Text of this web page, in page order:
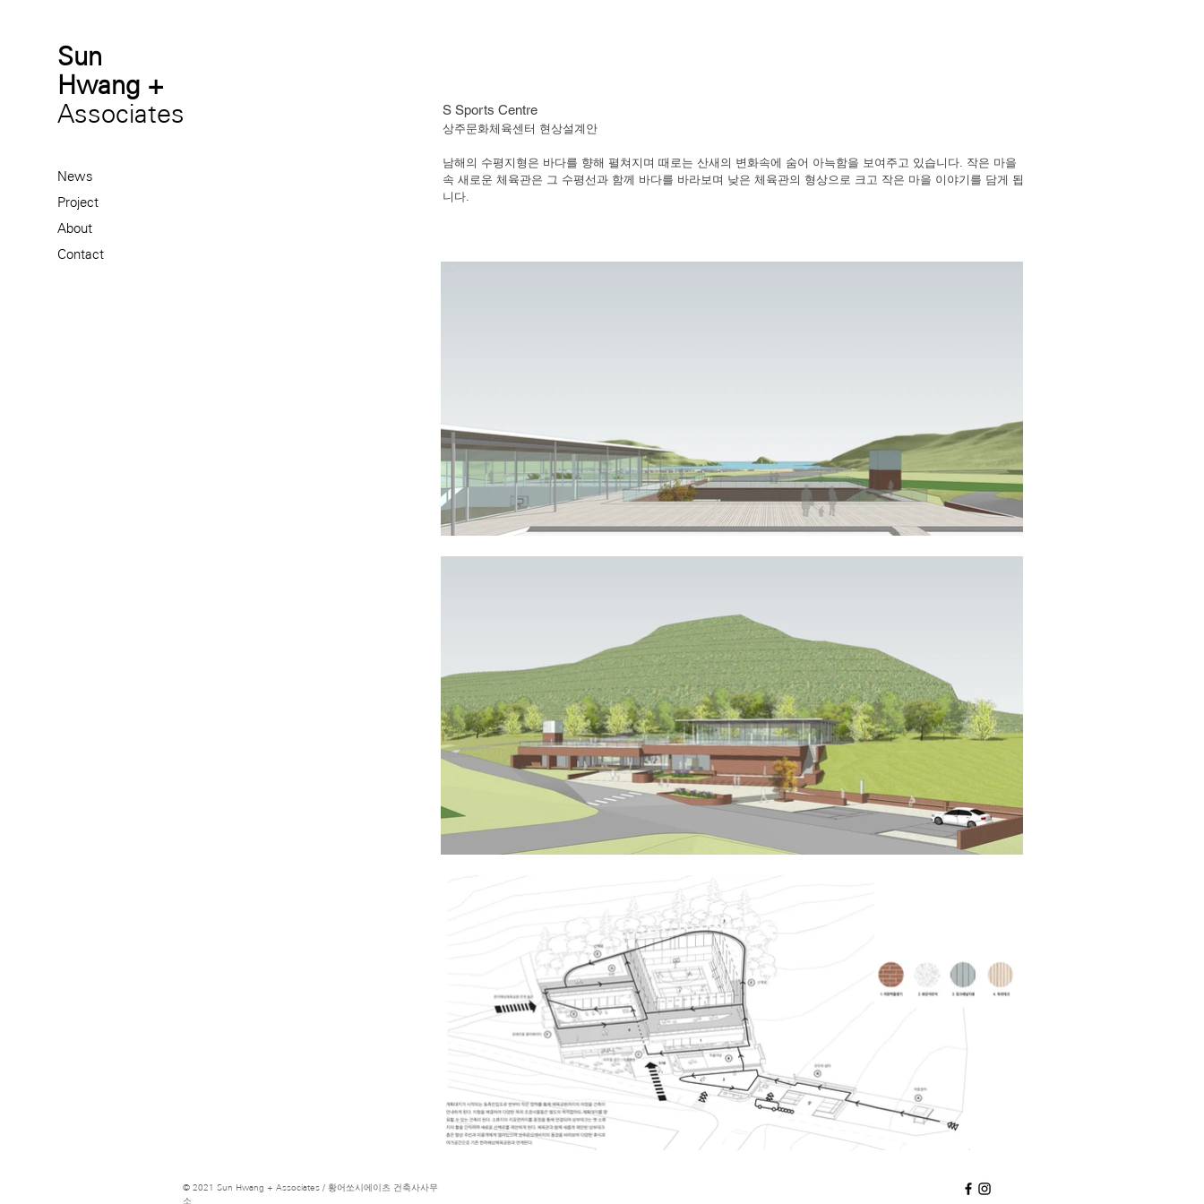
News
Project
About
Contact
Sun
Hwang +
Associates
S Sports Centre
상주문화체육센터 현상설계안
​남해의 수평지형은 바다를 향해 펼쳐지며 때로는 산새의 변화속에 숨어 아늑함을 보여주고 있습니다. 작은 마을
속 새로운 체육관은 그 수평선과 함께 바다를 바라보며 낮은 체육관의 형상으로 크고 작은 마을 이야기를 담게 됩
니다.
© 2021 Sun Hwang + Associates / 황어쏘시에이츠 건축사사무
소